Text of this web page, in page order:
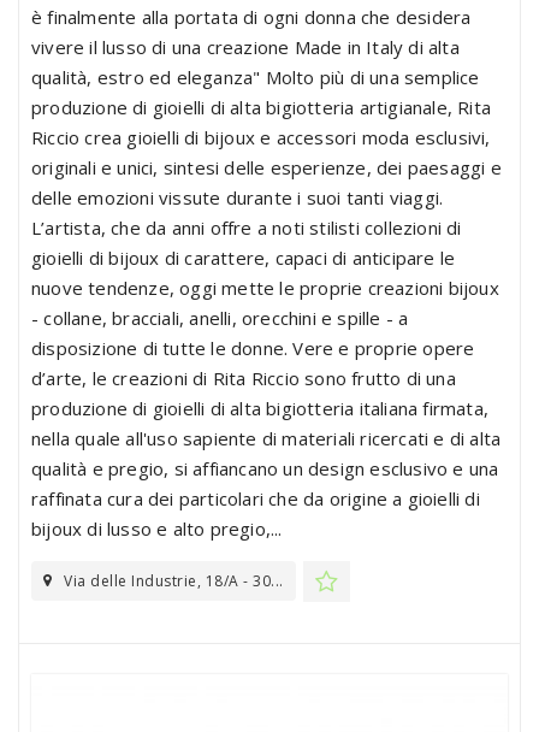
è finalmente alla portata di ogni donna che desidera
vivere il lusso di una creazione Made in Italy di alta
qualità, estro ed eleganza" Molto più di una semplice
produzione di gioielli di alta bigiotteria artigianale, Rita
Riccio crea gioielli di bijoux e accessori moda esclusivi,
originali e unici, sintesi delle esperienze, dei paesaggi e
delle emozioni vissute durante i suoi tanti viaggi.
L’artista, che da anni offre a noti stilisti collezioni di
gioielli di bijoux di carattere, capaci di anticipare le
nuove tendenze, oggi mette le proprie creazioni bijoux
- collane, bracciali, anelli, orecchini e spille - a
disposizione di tutte le donne. Vere e proprie opere
d’arte, le creazioni di Rita Riccio sono frutto di una
produzione di gioielli di alta bigiotteria italiana firmata,
nella quale all'uso sapiente di materiali ricercati e di alta
qualità e pregio, si affiancano un design esclusivo e una
raffinata cura dei particolari che da origine a gioielli di
bijoux di lusso e alto pregio,...
Via delle Industrie, 18/A - 30...